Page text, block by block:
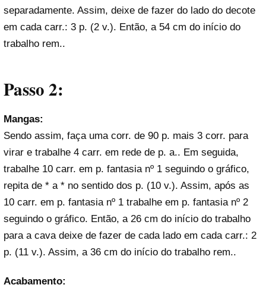
separadamente. Assim, deixe de fazer do lado do decote
em cada carr.: 3 p. (2 v.). Então, a 54 cm do início do
trabalho rem..
Passo 2:
Mangas:
Sendo assim, faça uma corr. de 90 p. mais 3 corr. para
virar e trabalhe 4 carr. em rede de p. a.. Em seguida,
trabalhe 10 carr. em p. fantasia nº 1 seguindo o gráfico,
repita de * a * no sentido dos p. (10 v.). Assim, após as
10 carr. em p. fantasia nº 1 trabalhe em p. fantasia nº 2
seguindo o gráfico. Então, a 26 cm do início do trabalho
para a cava deixe de fazer de cada lado em cada carr.: 2
p. (11 v.). Assim, a 36 cm do início do trabalho rem..
Acabamento: